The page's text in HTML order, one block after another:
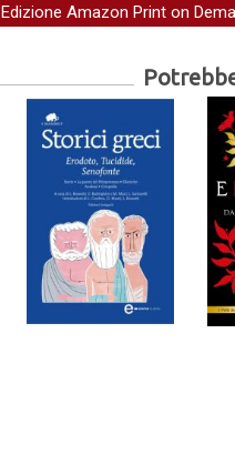
Edizione Amazon Print on